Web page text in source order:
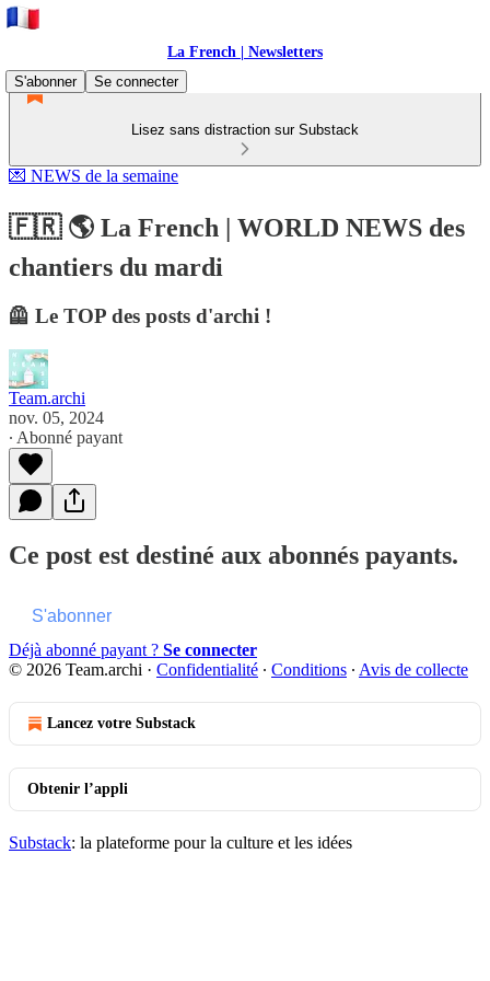
La French | Newsletters
S'abonner
Se connecter
Lisez sans distraction sur Substack
💌 NEWS de la semaine
🇫🇷 🌎 La French | WORLD NEWS des
chantiers du mardi
🦺 Le TOP des posts d'archi !
Team.archi
nov. 05, 2024
∙ Abonné payant
Ce post est destiné aux abonnés payants.
S'abonner
Déjà abonné payant ? Se connecter
© 2026 Team.archi · Confidentialité ∙ Conditions ∙ Avis de collecte
Lancez votre Substack
Obtenir l’appli
Substack: la plateforme pour la culture et les idées